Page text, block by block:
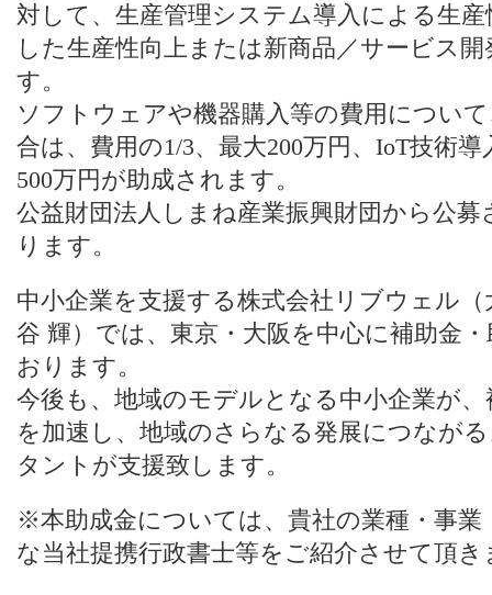
対して、生産管理システム導入による生
した生産性向上または新商品／サービス
す。
ソフトウェアや機器購入等の費用につい
合は、費用の1/3、最大200万円、IoT技術
500万円が助成されます。
公益財団法人しまね産業振興財団から公
ります。
中小企業を支援する株式会社リブウェル
谷 輝）では、東京・大阪を中心に補助金
おります。
今後も、地域のモデルとなる中小企業が
を加速し、地域のさらなる発展につなが
タントが支援致します。
※本助成金については、貴社の業種・事業
な当社提携行政書士等をご紹介させて頂き